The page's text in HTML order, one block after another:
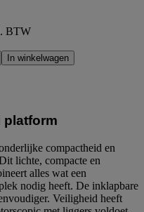
BTW
In winkelwagen
platform
compactheid en
lichte, compacte en
alles wat een
nodig heeft. De inklapbare
Veiligheid heeft